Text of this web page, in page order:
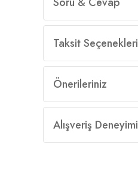
Taksit Seçenekleri
Önerileriniz
Alışveriş Deneyimi